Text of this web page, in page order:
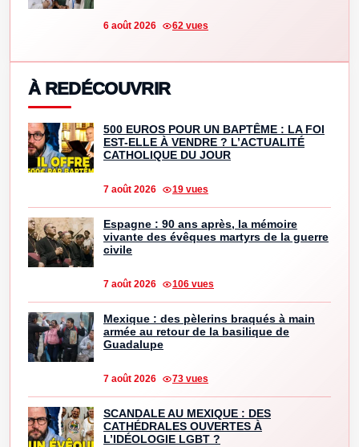
6 août 2026 62 vues
À REDÉCOUVRIR
500 EUROS POUR UN BAPTÊME : LA FOI
EST-ELLE À VENDRE ? L’ACTUALITÉ
CATHOLIQUE DU JOUR
7 août 2026 19 vues
Espagne : 90 ans après, la mémoire
vivante des évêques martyrs de la guerre
civile
7 août 2026 106 vues
Mexique : des pèlerins braqués à main
armée au retour de la basilique de
Guadalupe
7 août 2026 73 vues
SCANDALE AU MEXIQUE : DES
CATHÉDRALES OUVERTES À
L’IDÉOLOGIE LGBT ?